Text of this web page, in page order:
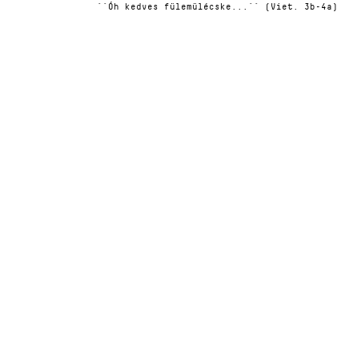
´´Óh kedves fülemülécske...´´ (Viet. 3b-4a)